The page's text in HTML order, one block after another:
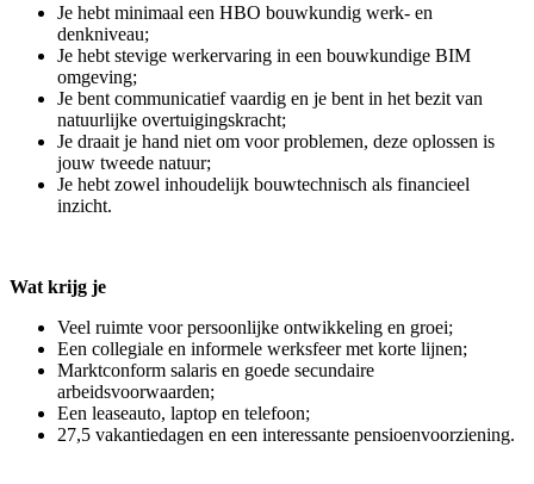
Je hebt minimaal een HBO bouwkundig werk- en
denkniveau;
Je hebt stevige werkervaring in een bouwkundige BIM
omgeving;
Je bent communicatief vaardig en je bent in het bezit van
natuurlijke overtuigingskracht;
Je draait je hand niet om voor problemen, deze oplossen is
jouw tweede natuur;
Je hebt zowel inhoudelijk bouwtechnisch als financieel
inzicht.
Wat krijg je
Veel ruimte voor persoonlijke ontwikkeling en groei;
Een collegiale en informele werksfeer met korte lijnen;
Marktconform salaris en goede secundaire
arbeidsvoorwaarden;
Een leaseauto, laptop en telefoon;
27,5 vakantiedagen en een interessante pensioenvoorziening.